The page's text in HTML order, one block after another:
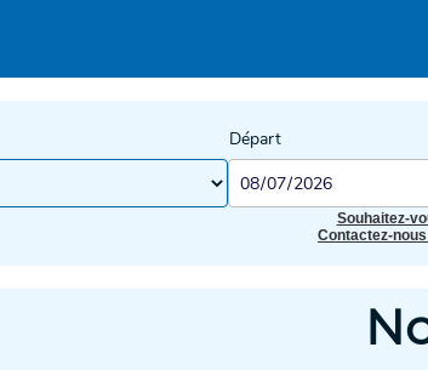
Départ
Souhaitez-
Contactez-